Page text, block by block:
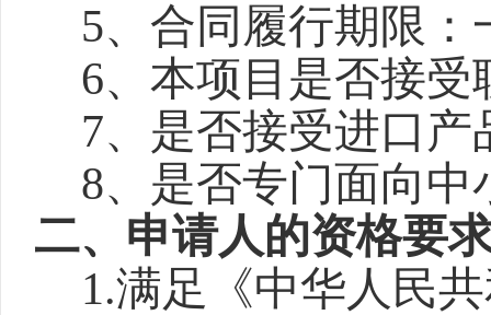
5、合同履行期限：
6、本项目是否接受
7、是否接受进口产
8、是否专门面向中
二、申请人的资格要
1.满足《中华人民